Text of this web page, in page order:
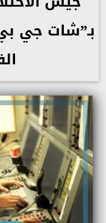
بـ”شات جي